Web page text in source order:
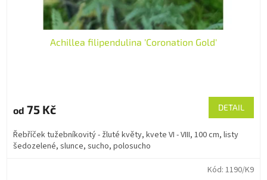
Achillea filipendulina 'Coronation Gold'
od 75 Kč DETAIL
Řebříček tužebníkovitý - žluté květy, kvete VI - VIII, 100 cm, listy
šedozelené, slunce, sucho, polosucho
Kód: 1190/K9